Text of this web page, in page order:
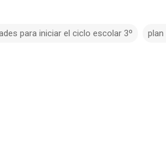
para iniciar el ciclo escolar 3º plan